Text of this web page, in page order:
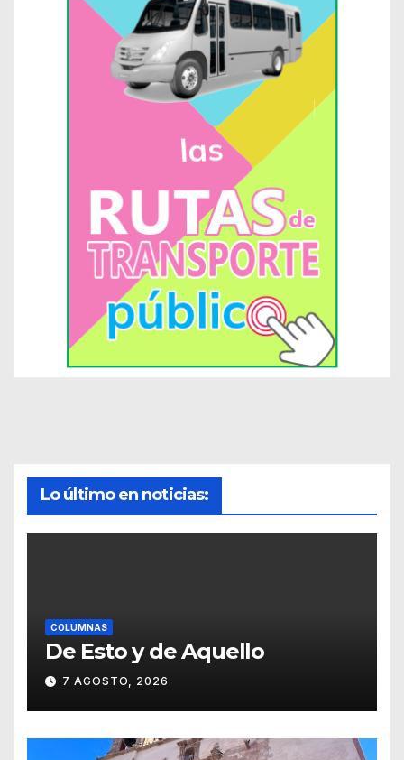
Lo último en noticias:
COLUMNAS
De Esto y de Aquello
7 AGOSTO, 2026